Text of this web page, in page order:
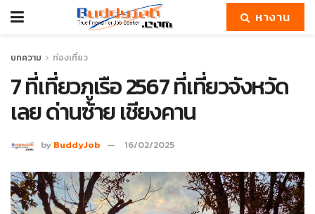
หางาน
บทความ ท่องเที่ยว
7 ที่เที่ยวภูเรือ 2567 ที่เที่ยวจังหวัด
เลย ด่านซ้าย เชียงคาน
by BuddyJob 16/02/2025